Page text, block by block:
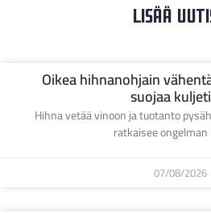
Lisää
Oikea hihnanohjain
suojaa
Hihna vetää vinoon ja tuotanto
ratkaisee
07/08/2026